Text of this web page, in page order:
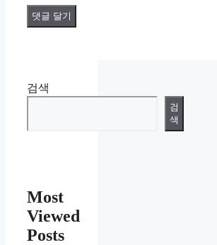
검색
검
색
Most
Viewed
Posts